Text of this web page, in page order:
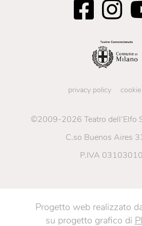
privacy policy
©2009-2026 Teatro dell’Elfo
C.so Buenos Aires
P.IVA
Progetto web realizzato
su progetto grafico di